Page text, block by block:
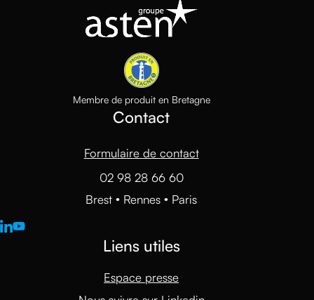
Membre de produit en Bretagne
Contact
Formulaire de contact
02 98 28 66 60
Brest • Rennes • Paris
Liens utiles
Espace presse